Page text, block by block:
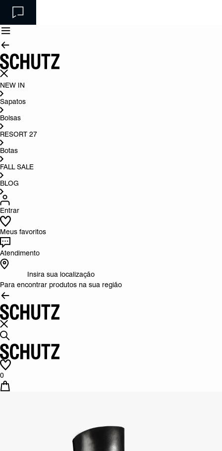
NEW IN
Sapatos
Bolsas
RESORT 27
Botas
FALL SALE
BLOG
Entrar
Meus favoritos
Atendimento
Insira sua localização
Para encontrar produtos na sua região
0